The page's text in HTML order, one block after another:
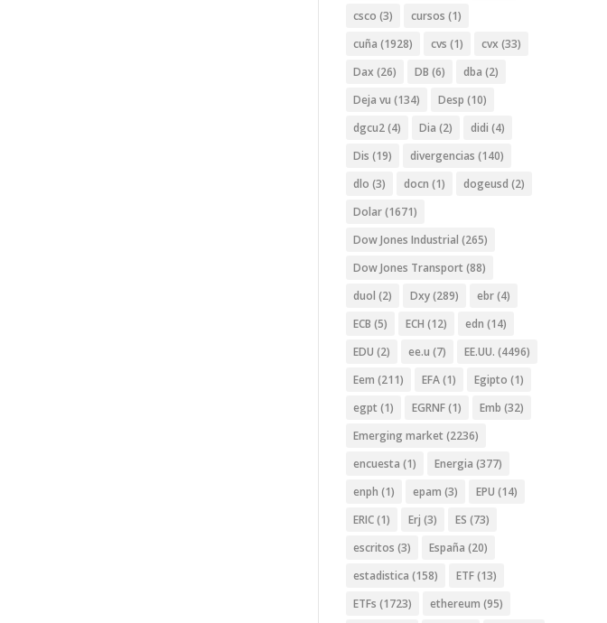
csco (3) cursos (1)
cuña (1928) cvs (1) cvx (33)
Dax (26) DB (6) dba (2)
Deja vu (134) Desp (10)
dgcu2(4) Dia (2) didi (4)
Dis (19) divergencias (140)
dlo (3) docn (1) dogeusd (2)
Dolar(1671)
Dow Jones Industrial (265)
Dow Jones Transport (88)
duol (2) Dxy(289) ebr(4)
ECB (5) ECH (12) edn (14)
EDU (2) ee.u (7) EE.UU. (4496)
Eem (211) EFA(1) Egipto (1)
egpt (1) EGRNF(1) Emb (32)
Emerging market (2236)
encuesta (1) Energia (377)
enph (1) epam (3) EPU (14)
ERIC(1) Erj (3) ES (73)
escritos (3) España (20)
estadistica (158) ETF(13)
ETFs (1723) ethereum (95)